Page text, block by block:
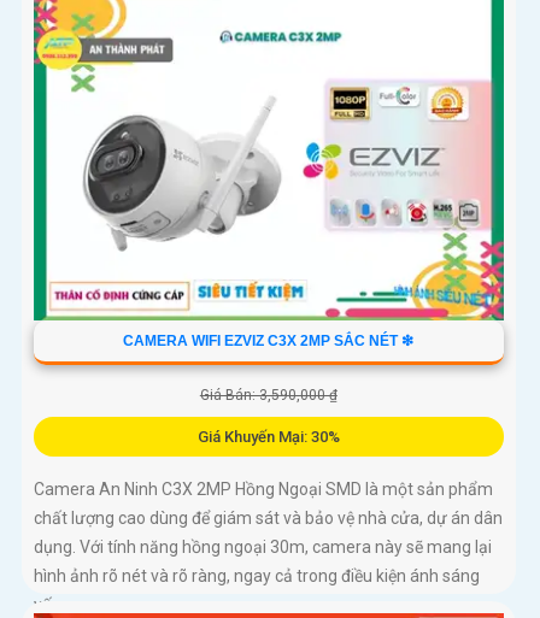
CAMERA WIFI EZVIZ C3X 2MP SẮC NÉT ❇
Giá Bán: 3,590,000 ₫
Giá Khuyến Mại: 30%
Camera An Ninh C3X 2MP Hồng Ngoại SMD là một sản phẩm
chất lượng cao dùng để giám sát và bảo vệ nhà cửa, dự án dân
dụng. Với tính năng hồng ngoại 30m, camera này sẽ mang lại
hình ảnh rõ nét và rõ ràng, ngay cả trong điều kiện ánh sáng
yếu